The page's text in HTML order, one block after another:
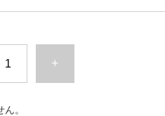
+
。